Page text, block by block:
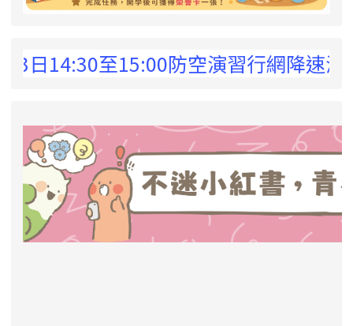
至15:00防空演習行網降速演練，